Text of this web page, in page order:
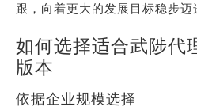
跟，向着更大的发展目标稳步迈
如何选择适合武陟代
版本
依据企业规模选择